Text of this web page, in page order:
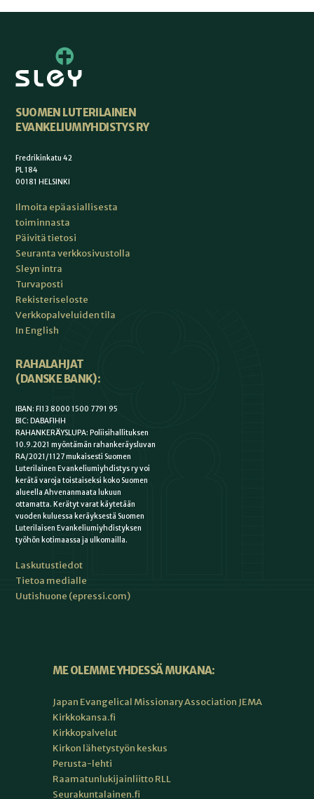
SUOMEN LUTERILAINEN
EVANKELIUMIYHDISTYS RY
Fredrikinkatu 42
PL 184
00181 HELSINKI
Ilmoita epäasiallisesta
toiminnasta
Päivitä tietosi
Seuranta verkkosivustolla
Sleyn intra
Turvaposti
Rekisteriseloste
Verkkopalveluiden tila
In English
RAHALAHJAT
(DANSKE BANK):
IBAN: FI13 8000 1500 7791 95
BIC: DABAFIHH
RAHANKERÄYSLUPA: Poliisihallituksen
10.9.2021 myöntämän rahankeräysluvan
RA/2021/1127 mukaisesti Suomen
Luterilainen Evankeliumiyhdistys ry voi
kerätä varoja toistaiseksi koko Suomen
alueella Ahvenanmaata lukuun
ottamatta. Kerätyt varat käytetään
vuoden kuluessa keräyksestä Suomen
Luterilaisen Evankeliumiyhdistyksen
työhön kotimaassa ja ulkomailla.
Laskutustiedot
Tietoa medialle
Uutishuone (epressi.com)
ME OLEMME YHDESSÄ MUKANA:
Japan Evangelical Missionary Association JEMA
Kirkkokansa.fi
Kirkkopalvelut
Kirkon lähetystyön keskus
Perusta-lehti
Raamatunlukijainliitto RLL
Seurakuntalainen.fi